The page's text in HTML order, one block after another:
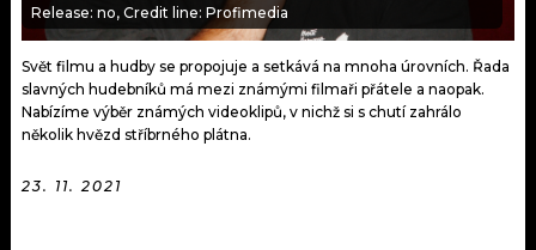
KULTURA
MIX
OSTATNÍ
Release: no, Credit line: Profimedia
Svět filmu a hudby se propojuje a setkává na mnoha úrovních. Řada
slavných hudebníků má mezi známými filmaři přátele a naopak.
Nabízíme výběr známých videoklipů, v nichž si s chutí zahrálo
několik hvězd stříbrného plátna.
23. 11. 2021